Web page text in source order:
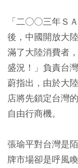
「二○○三年Ｓ
後，中國開放大
滿了大陸消費者
盛況！」負責台
蔚指出，由於大
店將先鎖定台灣
自由行商機。
張瑜平對台灣是
牌市場卻是呼風